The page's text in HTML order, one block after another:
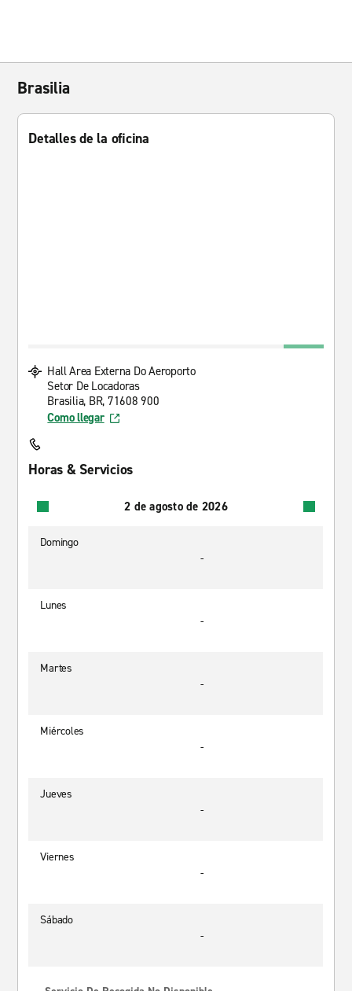
Brasilia
Detalles de la oficina
Hall Area Externa Do Aeroporto
Setor De Locadoras
Brasilia, BR, 71608 900
Como llegar
Horas & Servicios
2 de agosto de 2026
Domingo
-
Lunes
-
Martes
-
Miércoles
-
Jueves
-
Viernes
-
Sábado
-